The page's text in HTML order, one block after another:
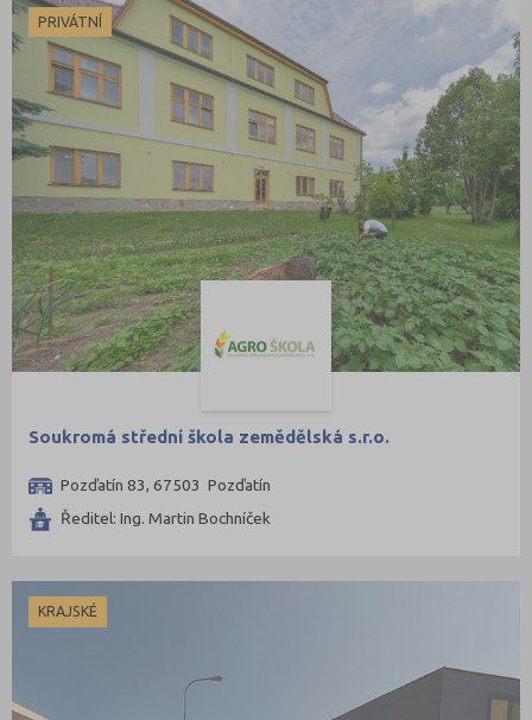
PRIVÁTNÍ
Soukromá střední škola zemědělská s.r.o.
Pozďatín 83, 67503 Pozďatín
Ředitel: Ing. Martin Bochníček
KRAJSKÉ